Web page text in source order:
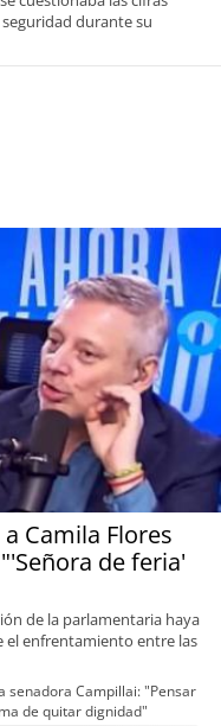
durante su
Camila Flores
de feria'
de la parlamentaria haya
el enfrentamiento entre las
senadora Campillai: "Pensar
de quitar dignidad"